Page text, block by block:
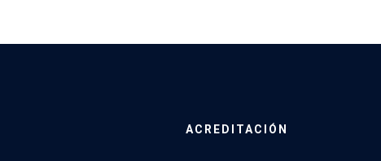
ACREDITACIÓN